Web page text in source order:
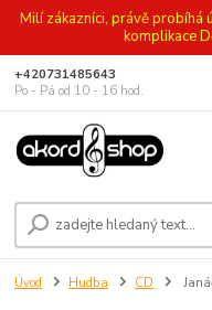
Milí zákazníci, právě probíhá
komplikace
+420731485643
Po - Pá od 10 - 16 hod.
Úvod Hudba CD